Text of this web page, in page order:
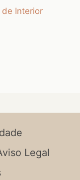
Interior
Legal